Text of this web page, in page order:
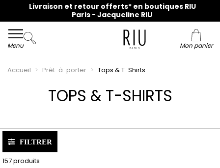
Collection du 36 au 48 en ligne et dans nos magasins !
Livraison et retour offerts* en boutiques RIU
Menu Mon panier
Accueil Prêt-à-porter Tops & T-Shirts
TOPS & T-SHIRTS
FILTRER
157 produits